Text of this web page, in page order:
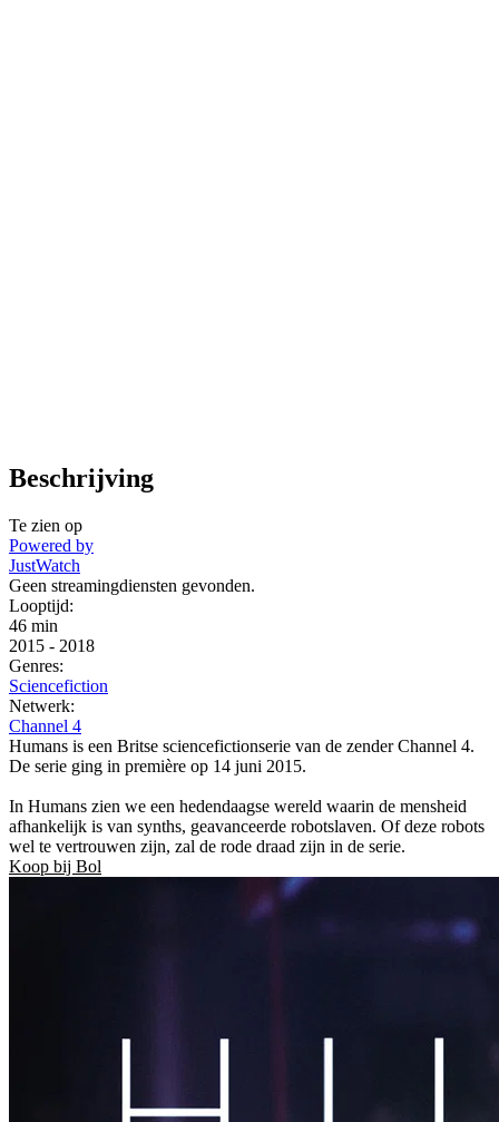
Beschrijving
Te zien op
Powered by
JustWatch
Geen streamingdiensten gevonden.
Looptijd:
46 min
2015 - 2018
Genres:
Sciencefiction
Netwerk:
Channel 4
Humans is een Britse sciencefictionserie van de zender Channel 4.
De serie ging in première op 14 juni 2015.
In Humans zien we een hedendaagse wereld waarin de mensheid
afhankelijk is van synths, geavanceerde robotslaven. Of deze robots
wel te vertrouwen zijn, zal de rode draad zijn in de serie.
Koop bij Bol